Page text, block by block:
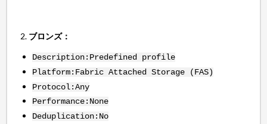
2. ブロンズ：
Description:Predefined profile
Platform:Fabric Attached Storage (FAS)
Protocol:Any
Performance:None
Deduplication:No